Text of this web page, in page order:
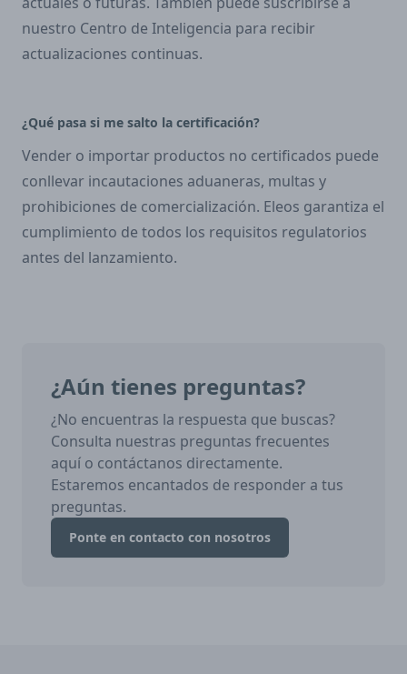
nuestro Centro de Inteligencia para recibir
actualizaciones continuas.
¿Qué pasa si me salto la certificación?
Vender o importar productos no certificados puede
conllevar incautaciones aduaneras, multas y
prohibiciones de comercialización. Eleos garantiza el
cumplimiento de todos los requisitos regulatorios
antes del lanzamiento.
¿Aún tienes preguntas?
¿No encuentras la respuesta que buscas?
Consulta nuestras preguntas frecuentes
aquí o contáctanos directamente.
Estaremos encantados de responder a tus
preguntas.
Ponte en contacto con nosotros